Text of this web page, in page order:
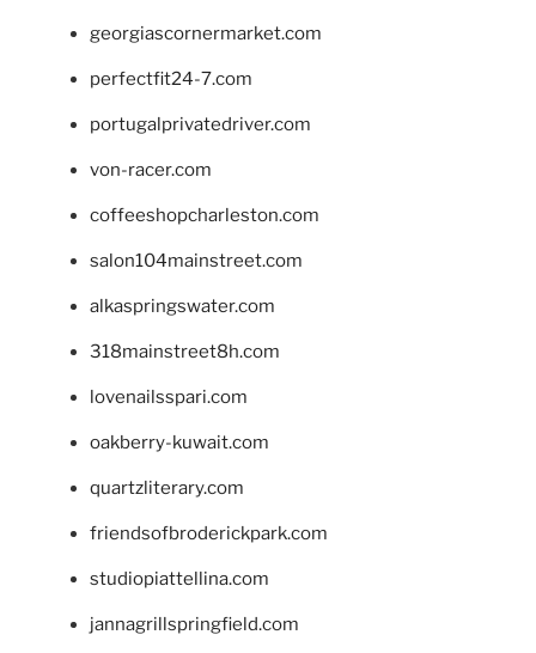
georgiascornermarket.com
perfectfit24-7.com
portugalprivatedriver.com
von-racer.com
coffeeshopcharleston.com
salon104mainstreet.com
alkaspringswater.com
318mainstreet8h.com
lovenailsspari.com
oakberry-kuwait.com
quartzliterary.com
friendsofbroderickpark.com
studiopiattellina.com
jannagrillspringfield.com